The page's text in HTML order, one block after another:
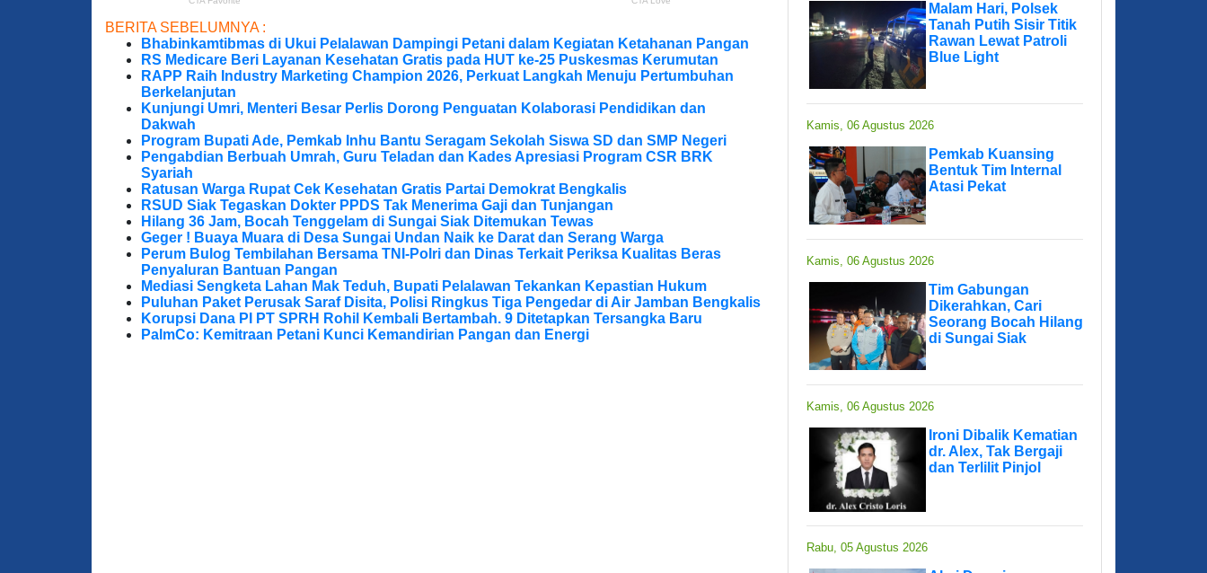
BERITA SEBELUMNYA :
Bhabinkamtibmas di Ukui Pelalawan Dampingi Petani dalam Kegiatan Ketahanan Pangan
RS Medicare Beri Layanan Kesehatan Gratis pada HUT ke-25 Puskesmas Kerumutan
RAPP Raih Industry Marketing Champion 2026, Perkuat Langkah Menuju Pertumbuhan
Berkelanjutan
Kunjungi Umri, Menteri Besar Perlis Dorong Penguatan Kolaborasi Pendidikan dan
Dakwah
Program Bupati Ade, Pemkab Inhu Bantu Seragam Sekolah Siswa SD dan SMP Negeri
Pengabdian Berbuah Umrah, Guru Teladan dan Kades Apresiasi Program CSR BRK
Syariah
Ratusan Warga Rupat Cek Kesehatan Gratis Partai Demokrat Bengkalis
RSUD Siak Tegaskan Dokter PPDS Tak Menerima Gaji dan Tunjangan
Hilang 36 Jam, Bocah Tenggelam di Sungai Siak Ditemukan Tewas
Geger ! Buaya Muara di Desa Sungai Undan Naik ke Darat dan Serang Warga
Perum Bulog Tembilahan Bersama TNI-Polri dan Dinas Terkait Periksa Kualitas Beras
Penyaluran Bantuan Pangan
Mediasi Sengketa Lahan Mak Teduh, Bupati Pelalawan Tekankan Kepastian Hukum
Puluhan Paket Perusak Saraf Disita, Polisi Ringkus Tiga Pengedar di Air Jamban Bengkalis
Korupsi Dana PI PT SPRH Rohil Kembali Bertambah. 9 Ditetapkan Tersangka Baru
PalmCo: Kemitraan Petani Kunci Kemandirian Pangan dan Energi
Malam Hari, Polsek
Tanah Putih Sisir Titik
Rawan Lewat Patroli
Blue Light
Kamis, 06 Agustus 2026
Pemkab Kuansing
Bentuk Tim Internal
Atasi Pekat
Kamis, 06 Agustus 2026
Tim Gabungan
Dikerahkan, Cari
Seorang Bocah Hilang
di Sungai Siak
Kamis, 06 Agustus 2026
Ironi Dibalik Kematian
dr. Alex, Tak Bergaji
dan Terlilit Pinjol
Rabu, 05 Agustus 2026